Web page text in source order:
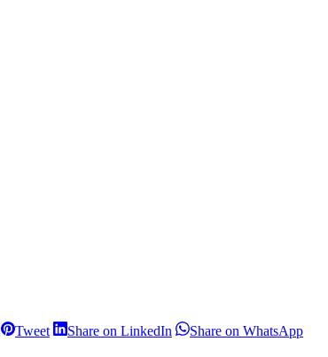
ShareTweetShareShare on LinkedIn ShareShare on WhatsAppShare